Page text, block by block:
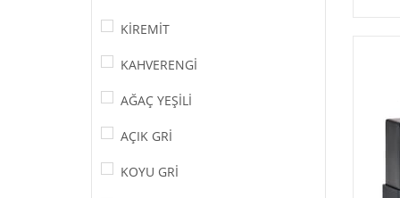
KİREMİT
KAHVERENGİ
AĞAÇ YEŞİLİ
AÇIK GRİ
KOYU GRİ